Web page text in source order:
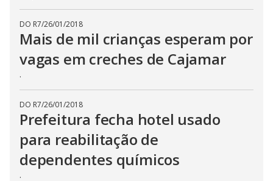
DO R7/26/01/2018
Mais de mil crianças esperam por
vagas em creches de Cajamar
.
DO R7/26/01/2018
Prefeitura fecha hotel usado
para reabilitação de
dependentes químicos
.